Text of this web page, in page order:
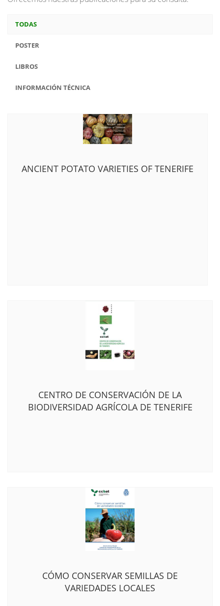
TODAS
POSTER
LIBROS
INFORMACIÓN TÉCNICA
ANCIENT POTATO VARIETIES OF TENERIFE
CENTRO DE CONSERVACIÓN DE LA
BIODIVERSIDAD AGRÍCOLA DE TENERIFE
CÓMO CONSERVAR SEMILLAS DE
VARIEDADES LOCALES